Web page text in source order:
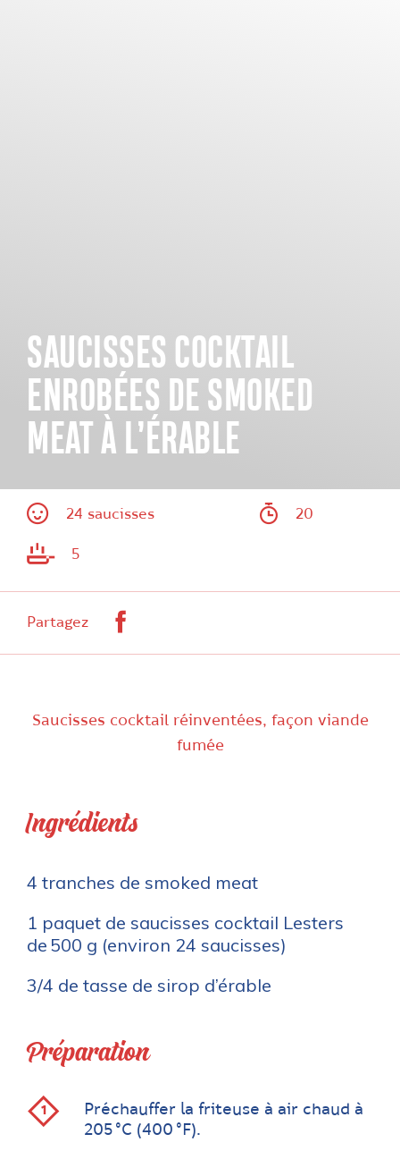
SAUCISSES COCKTAIL
ENROBÉES DE SMOKED
MEAT À L’ÉRABLE
24 saucisses 20
5
Partagez
Saucisses cocktail réinventées, façon viande
fumée
Ingrédients
4 tranches de smoked meat
1 paquet de saucisses cocktail Lesters
de 500 g (environ 24 saucisses)
3/4 de tasse de sirop d’érable
Préparation
Préchauffer la friteuse à air chaud à
205 °C (400 °F).